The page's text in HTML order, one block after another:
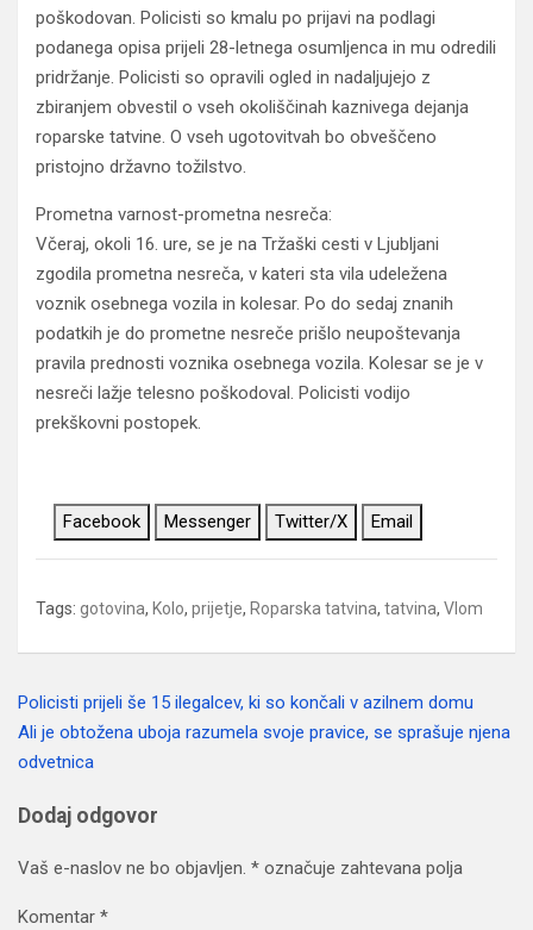
poškodovan. Policisti so kmalu po prijavi na podlagi
podanega opisa prijeli 28-letnega osumljenca in mu odredili
pridržanje. Policisti so opravili ogled in nadaljujejo z
zbiranjem obvestil o vseh okoliščinah kaznivega dejanja
roparske tatvine. O vseh ugotovitvah bo obveščeno
pristojno državno tožilstvo.
Prometna varnost-prometna nesreča:
Včeraj, okoli 16. ure, se je na Tržaški cesti v Ljubljani
zgodila prometna nesreča, v kateri sta vila udeležena
voznik osebnega vozila in kolesar. Po do sedaj znanih
podatkih je do prometne nesreče prišlo neupoštevanja
pravila prednosti voznika osebnega vozila. Kolesar se je v
nesreči lažje telesno poškodoval. Policisti vodijo
prekškovni postopek.
Facebook Messenger Twitter/X Email
Tags: gotovina, Kolo, prijetje, Roparska tatvina, tatvina, Vlom
Navigacija
prispevka
Policisti prijeli še 15 ilegalcev, ki so končali v azilnem domu
Ali je obtožena uboja razumela svoje pravice, se sprašuje njena
odvetnica
Dodaj odgovor
Vaš e-naslov ne bo objavljen. * označuje zahtevana polja
Komentar *